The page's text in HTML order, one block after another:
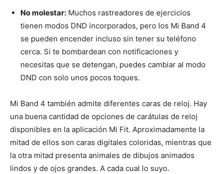
No molestar: Muchos rastreadores de ejercicios
tienen modos DND incorporados, pero los Mi Band 4
se pueden encender incluso sin tener su teléfono
cerca. Si te bombardean con notificaciones y
necesitas que se detengan, puedes cambiar al modo
DND con solo unos pocos toques.
Mi Band 4 también admite diferentes caras de reloj. Hay
una buena cantidad de opciones de carátulas de reloj
disponibles en la aplicación Mi Fit. Aproximadamente la
mitad de ellos son caras digitales coloridas, mientras que
la otra mitad presenta animales de dibujos animados
lindos y de ojos grandes. A cada cual lo suyo.